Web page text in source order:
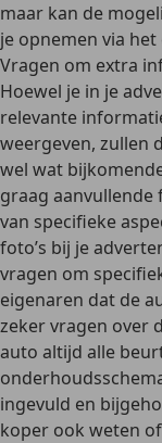
maar kan de
je opnemen via
Vragen om extra
Hoewel je in je
relevante
weergeven, zullen
wel wat
graag aanvullende
van specifieke
foto’s bij je
vragen om
eigenaren dat de
zeker vragen over
auto altijd alle
ingevuld en
koper ook weten